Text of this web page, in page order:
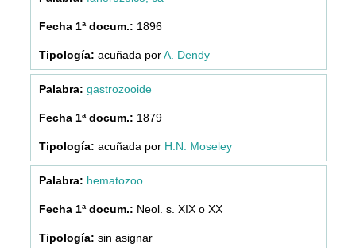
1896
acuñada porA. Dendy
gastrozooide
1879
acuñada por H.N. Moseley
hematozoo
Neol. s. XIX o XX
sin asignar